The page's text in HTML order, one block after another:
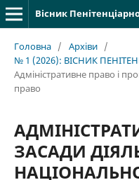
Вісник
Головна / Архіви /
№ 1 (2026): ВІСНИК
Адміністративне право і
право
ЗАСАДИ